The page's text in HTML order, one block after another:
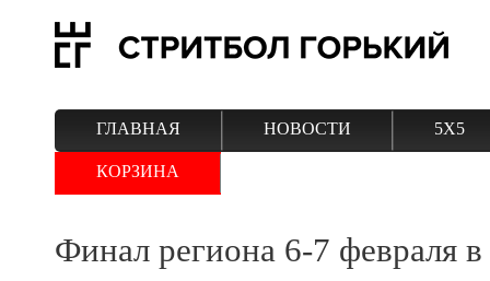
ГЛАВНАЯ НОВОСТИ 5Х5
КОРЗИНА
Финал региона 6-7 февраля